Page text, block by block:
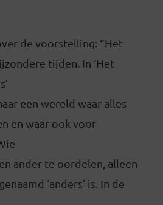
de voorstelling: “Het
tijden. In ‘Het
een wereld waar alles
en waar ook voor
ander te oordelen, alleen
‘anders’ is. In de